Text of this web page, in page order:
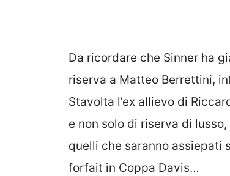
Da ricordare che Sinner ha
riserva a Matteo Berrettini,
Stavolta l’ex allievo di
e non solo di riserva di
quelli che saranno assiepati
forfait in Coppa Davis…